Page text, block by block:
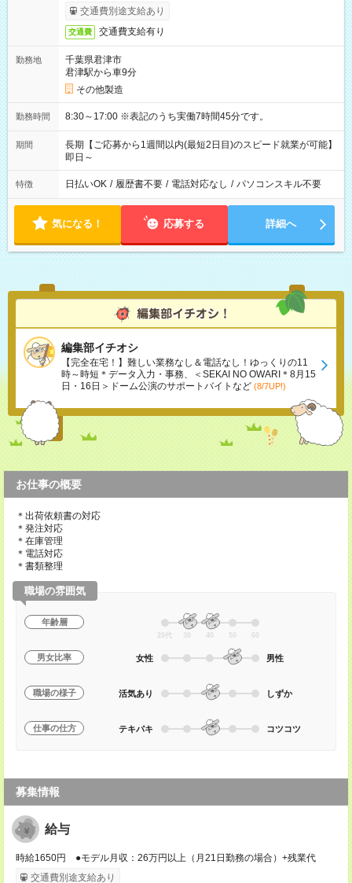
交通費別途支給あり
交通費 交通費支給有り
勤務地
千葉県君津市
君津駅から車9分
その他製造
勤務時間 8:30～17:00 ※表記のうち実働7時間45分です。
期間
長期【ご応募から1週間以内(最短2日目)のスピード就業が可能】
即日～
特徴 日払いOK / 履歴書不要 / 電話対応なし / パソコンスキル不要
気になる！ 応募する 詳細へ
編集部イチオシ
【完全在宅！】難しい業務なし＆電話なし！ゆっくりの11
時～時短＊データ入力・事務、＜SEKAI NO OWARI＊8月15
日・16日＞ドーム公演のサポートバイトなど (8/7UP!)
お仕事の概要
＊出荷依頼書の対応
＊発注対応
＊在庫管理
＊電話対応
＊書類整理
職場の雰囲気
年齢層
20代 30 40 50 60
男女比率 女性 男性
職場の様子 活気あり しずか
仕事の仕方 テキパキ コツコツ
募集情報
給与
時給1650円 ●モデル月収：26万円以上（月21日勤務の場合）+残業代
交通費別途支給あり